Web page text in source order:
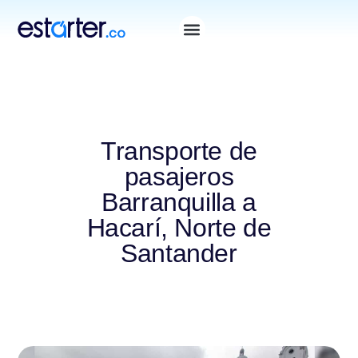
Transporte de
pasajeros
Barranquilla a
Hacarí, Norte de
Santander